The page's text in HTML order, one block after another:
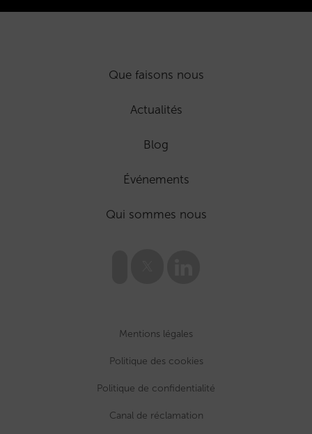
Que faisons nous
Actualités
Blog
Événements
Qui sommes nous
Mentions légales
Politique des cookies
Politique de confidentialité
Canal de réclamation